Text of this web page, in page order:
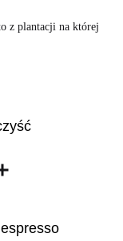
z plantacji na której